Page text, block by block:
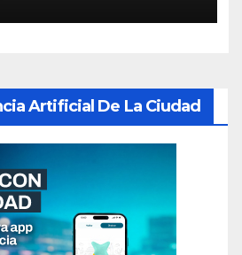
Artificial De La Ciudad